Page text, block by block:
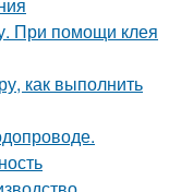
При помощи клея
как выполнить